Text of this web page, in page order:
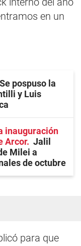
en un
Se pospuso la
y Luis
inauguración
Arcor
Jalil
Milei a
de octubre
para que